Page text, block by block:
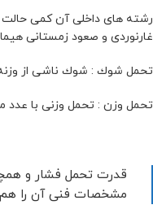
رشته های داخلی آن کمی حالت
غارنوردی و صعود زمستانی
تحمل شوك : شوك ناشی از وزنه
تحمل وزن : تحمل وزنی با
قدرت تحمل فشار و
مشخصات فنی آن را هم